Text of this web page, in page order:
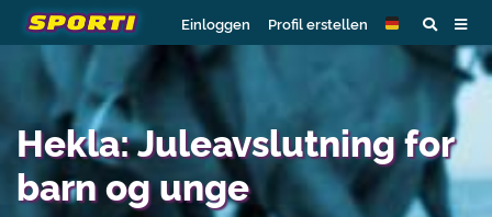
Einloggen Profil erstellen
Hekla: Juleavslutning for
barn og unge